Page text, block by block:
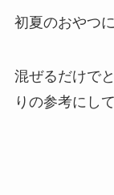
初夏のおやつ
混ぜるだけで
りの参考にし